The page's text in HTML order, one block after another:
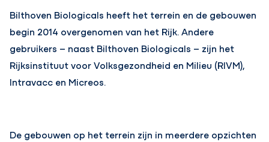
Bilthoven Biologicals heeft het terrein en de gebouwen
begin 2014 overgenomen van het Rijk. Andere
gebruikers – naast Bilthoven Biologicals – zijn het
Rijksinstituut voor Volksgezondheid en Milieu (RIVM),
Intravacc en Micreos.
De gebouwen op het terrein zijn in meerdere opzichten